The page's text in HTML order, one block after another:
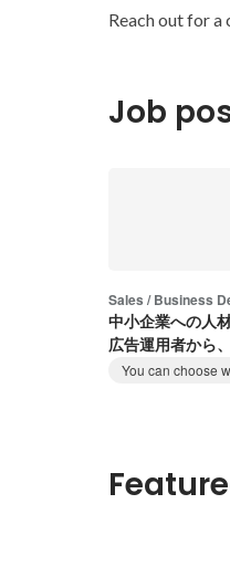
Reach out for
Job
Sales / Business
中小企業への人
広告運用者から
へ。
You can choose